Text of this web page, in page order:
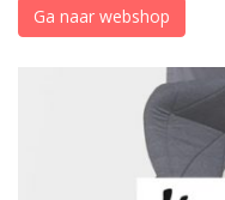
Ga naar webshop